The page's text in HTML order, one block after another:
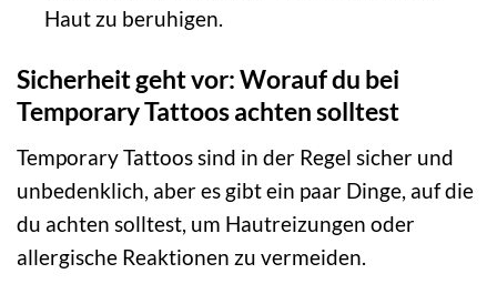
Haut zu beruhigen.
Sicherheit geht vor: Worauf du bei
Temporary Tattoos achten solltest
Temporary Tattoos sind in der Regel sicher und
unbedenklich, aber es gibt ein paar Dinge, auf die
du achten solltest, um Hautreizungen oder
allergische Reaktionen zu vermeiden.